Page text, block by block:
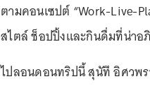
ตามคอนเซปต์ “Work-Live-
สไตล์ ช็อปปิ้งและกินดื่มที่น่าอภิ
ไปลอนดอนทริปนี้ สุนัที อิศวพ